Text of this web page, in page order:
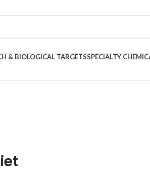
& BIOLOGICAL TARGETSSPECIALTY